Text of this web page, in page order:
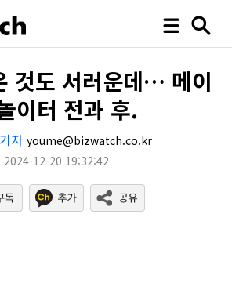
것도 서러운데… 메이
이터 전과 후.
자 youme@bizwatch.co.kr
2024-12-20 19:32:42